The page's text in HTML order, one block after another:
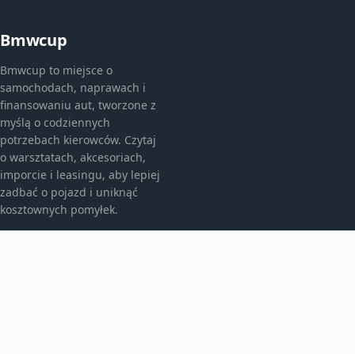
Bmwcup
Bmwcup to miejsce o
samochodach, naprawach i
finansowaniu aut, tworzone z
myślą o codziennych
potrzebach kierowców. Czytaj
o warsztatach, akcesoriach,
imporcie i leasingu, aby lepiej
zadbać o pojazd i uniknąć
kosztownych pomyłek.